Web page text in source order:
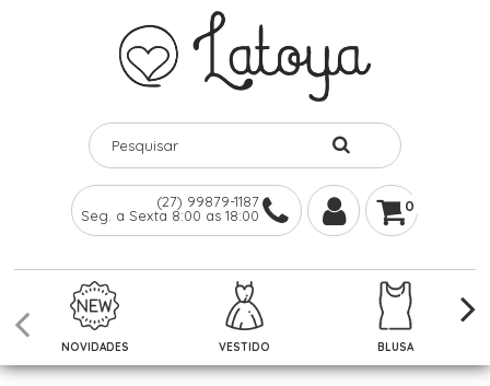
(27) 99879-1187
Seg. a Sexta 8:00 as 18:00
0
NOVIDADES VESTIDO BLUSA